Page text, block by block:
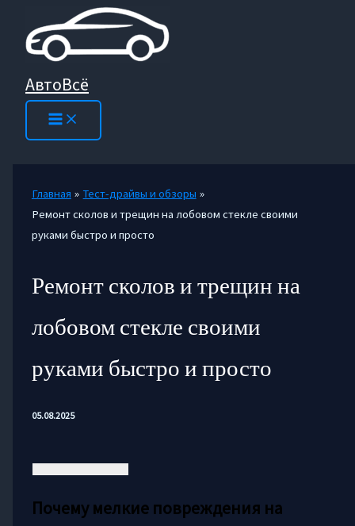
содержимому
АвтоВсё
Главная
Тест-драйвы и обзоры
Ремонт сколов и трещин на лобовом стекле своими
руками быстро и просто
Ремонт сколов и трещин на
лобовом стекле своими
руками быстро и просто
05.08.2025
Почему мелкие повреждения на